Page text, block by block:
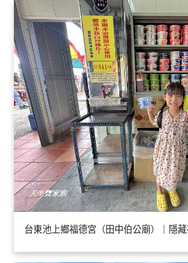
台東池上鄉福德宮（田中伯公廟）｜隱